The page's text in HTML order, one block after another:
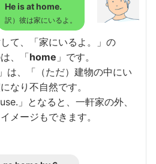
He is at home.
訳）彼は家にいるよ。
て、「家にいるよ。」の
、「home 」です。
は、「（ただ）建物の中にい
なり不自然です。
」となると、一軒家の外、
メージもできます。